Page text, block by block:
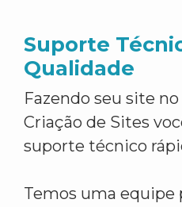
Suporte
Qualidade
Fazendo seu site
Criação de Sites
suporte técnico
Temos uma equipe